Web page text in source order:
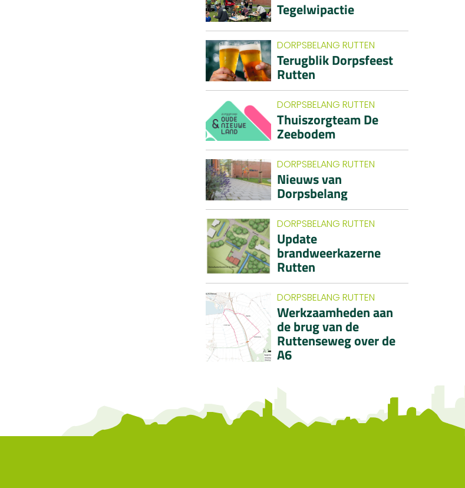
Tegelwipactie
DORPSBELANG RUTTEN
Terugblik Dorpsfeest
Rutten
DORPSBELANG RUTTEN
Thuiszorgteam De
Zeebodem
DORPSBELANG RUTTEN
Nieuws van
Dorpsbelang
DORPSBELANG RUTTEN
Update
brandweerkazerne
Rutten
DORPSBELANG RUTTEN
Werkzaamheden aan
de brug van de
Ruttenseweg over de
A6